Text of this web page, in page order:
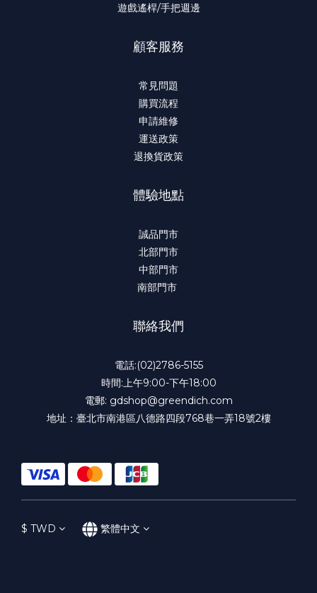
遊戲遙桿/手把週邊
顧客服務
常見問題
購買流程
申請維修
運送政策
退換貨政策
體驗地點
誠品門市
北部門市
中部門市
南部門市
聯絡我們
電話:(02)2786-5155
時間:上午9:00-下午18:00
電郵: gdshop@greendich.com
地址：臺北市南港區八德路四段768巷一弄18號2樓
$ TWD 繁體中文